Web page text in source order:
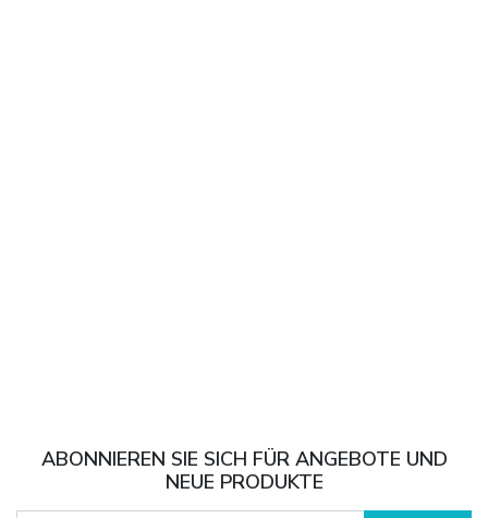
ABONNIEREN SIE SICH FÜR ANGEBOTE UND
NEUE PRODUKTE